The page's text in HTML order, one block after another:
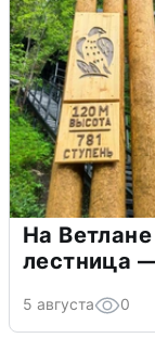
На
лестница
5 августа 0